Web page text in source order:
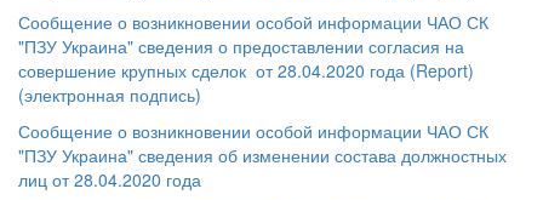
Сообщение о возникновении особой информации ЧАО СК
"ПЗУ Украина" сведения о предоставлении согласия на
совершение крупных сделок от 28.04.2020 года (Report)
(электронная подпись)
Сообщение о возникновении особой информации ЧАО СК
"ПЗУ Украина" сведения об изменении состава должностных
лиц от 28.04.2020 года